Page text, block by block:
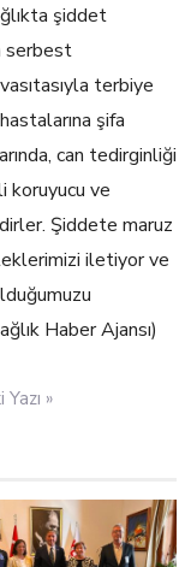
şiddet
serbest
terbiye
şifa
can tedirginliği
koruyucu ve
Şiddete maruz
iletiyor ve
Haber Ajansı)
»